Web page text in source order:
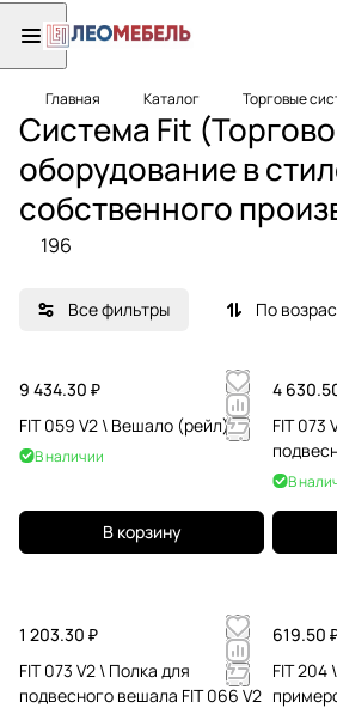
Главная Каталог Торговые
Система Fit
оборудование в
собственного
196
Все фильтры По
9 434.30 ₽
FIT 059 V2 \ Вешало (рейл)
В наличии
В корзину
4
FIT 073
В
1 203.30 ₽
FIT 073 V2 \ Полка для
подвесного вешала FIT 066 V2
619.50
FIT 204